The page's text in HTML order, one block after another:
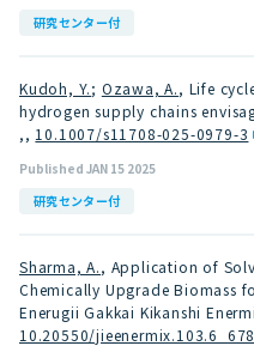
研究センター付
Kudoh, Y.; Ozawa, A., Life
hydrogen supply chains
,, 10.1007/s11708-025-0979-3
Published JAN 15 2025
研究センター付
Sharma, A., Application of
Chemically Upgrade Biomass
Enerugii Gakkai Kikanshi
10.20550/jieenermix.103.6_678